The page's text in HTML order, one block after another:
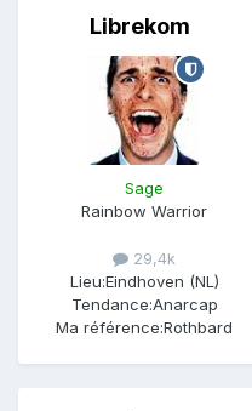
Librekom
Sage
Rainbow Warrior
29,4k
Lieu:Eindhoven (NL)
Tendance:Anarcap
Ma référence:Rothbard